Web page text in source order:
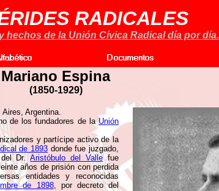
RADICALES
hechos de la Unión Cívica Radical día por día.
Mariano Espina
(1850-1929)
Argentina.
de los fundadores de laUnión
y partícipe activo de la
de 1893 donde fue juzgado,
del Dr.Aristóbulo del Vallefue
años de prisión con perdida
entidades y reconocidas
de 1898, por decreto del